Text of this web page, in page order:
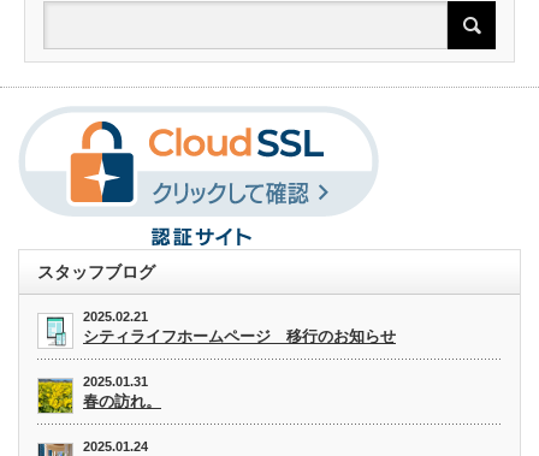
スタッフブログ
2025.02.21
シティライフホームページ 移行のお知らせ
2025.01.31
春の訪れ。
2025.01.24